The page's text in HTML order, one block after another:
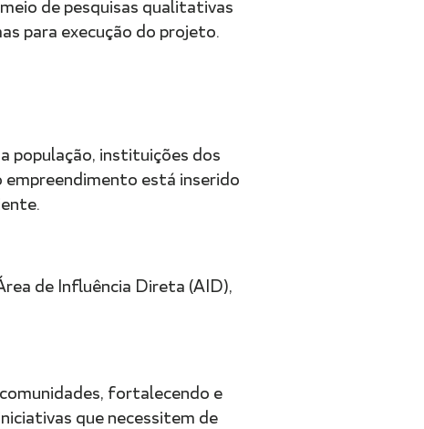
de pesquisas qualitativas
para execução do projeto.
população, instituições dos
empreendimento está inserido
de Influência Direta (AID),
fortalecendo e
que necessitem de